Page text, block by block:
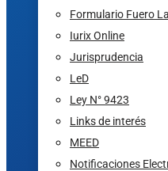
Formulario Fuero
Iurix Online
Jurisprudencia
LeD
Ley N° 9423
Links de interés
MEED
Notificaciones